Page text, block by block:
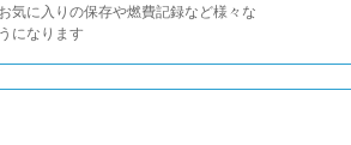
気に入りの保存や燃費記録など様々な
になります